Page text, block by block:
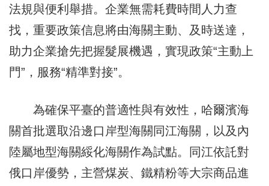
法規與便利舉措。企業無需耗費時間人力查
找，重要政策信息將由海關主動、及時送達，
助力企業搶先把握髮展機遇，實現政策“主動上
門”，服務“精準對接”。
為確保平臺的普適性與有效性，哈爾濱海
關首批選取沿邊口岸型海關同江海關，以及內
陸屬地型海關綏化海關作為試點。同江依託對
俄口岸優勢，主營煤炭、鐵精粉等大宗商品進